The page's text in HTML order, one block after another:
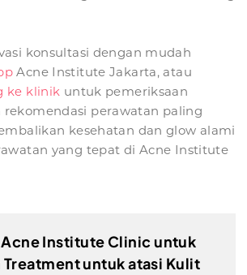
konsultasi dengan mudah
Acne Institute Jakarta, atau
ke klinik untuk pemeriksaan
perawatan paling
kesehatan dan glow alami
yang tepat di Acne Institute
Institute Clinic untuk
Treatment untuk atasi Kulit